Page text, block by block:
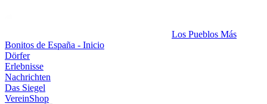
Los Pueblos Más
Bonitos de España - Inicio
Dörfer
Erlebnisse
Nachrichten
Das Siegel
VereinShop